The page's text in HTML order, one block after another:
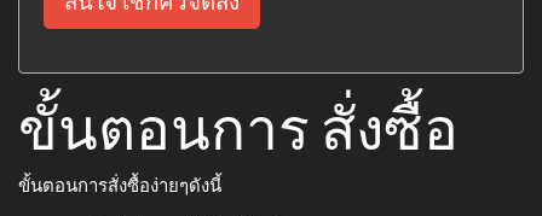
ขั้นตอนการ สั่งซื้อ
ขั้นตอนการสั่งซื้อง่ายๆดังนี้